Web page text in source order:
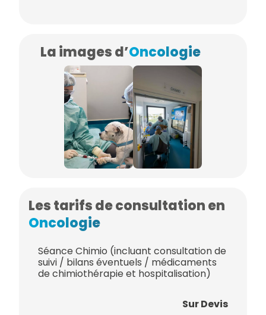
La images d’Oncologie
Les tarifs de consultation en
Oncologie
Séance Chimio (incluant consultation de
suivi / bilans éventuels / médicaments
de chimiothérapie et hospitalisation)
Sur Devis